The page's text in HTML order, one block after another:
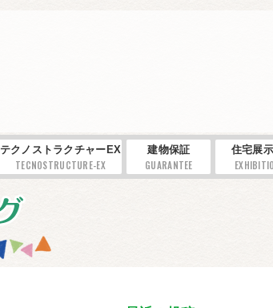
テクノストラクチャーEX
TECNOSTRUCTURE-EX
建物保証
GUARANTEE
住宅展